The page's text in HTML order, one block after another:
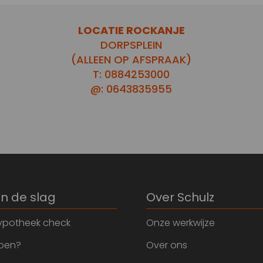
LOCATIE ROCKANJE
DORPSPLEIN
(ALLEEN OP AFSPRAAK)
T: 0884253000
@: 0643835955
de slag
check
Over Schulz
Onze werkwijze
Over ons